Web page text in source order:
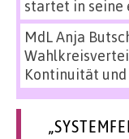
startet in seine
MdL Anja
Kontinuität und